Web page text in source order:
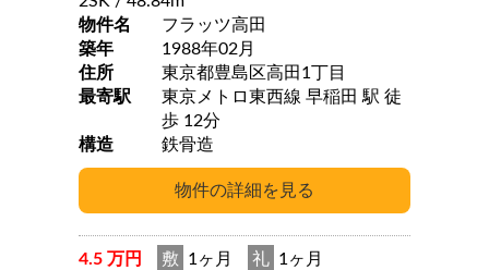
物件名
フラッツ高田
築年
1988年02月
住所
東京都豊島区高田1丁目
最寄駅
東京メトロ東西線 早稲田 駅 徒
歩 12分
構造
鉄骨造
4.5 万円 敷 1ヶ月 礼 1ヶ月